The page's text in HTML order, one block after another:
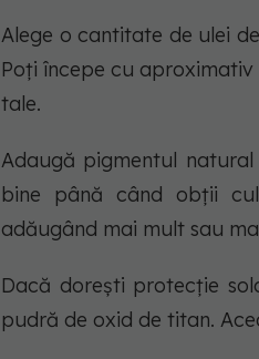
Alege o cantitate de ulei
Poți începe cu
tale.
Adaugă pigmentul
bine până când obții
adăugând mai mult sau
Dacă dorești protecție
pudră de oxid de titan.